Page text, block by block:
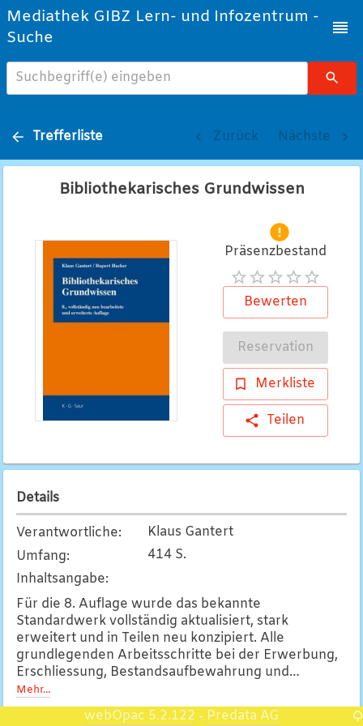
Mediathek GIBZ Lern- und Infozentrum -
Suche
Suchbegriff(e) eingeben
Trefferliste Zurück Nächste
Bibliothekarisches Grundwissen
Präsenzbestand
Bewerten
Reservation
Merkliste
Teilen
Details
Verantwortliche:
Klaus Gantert
Umfang:
414 S.
Inhaltsangabe:
Für die 8. Auflage wurde das bekannte
Standardwerk vollständig aktualisiert, stark
erweitert und in Teilen neu konzipiert. Alle
grundlegenden Arbeitsschritte bei der Erwerbung,
Erschliessung, Bestandsaufbewahrung und
Benutzung werden ausführlich beschrieben, wobei
Akzente auf neue Entwicklungen und Technologien
Mehr...
webOpac 5.2.122 - Predata AG